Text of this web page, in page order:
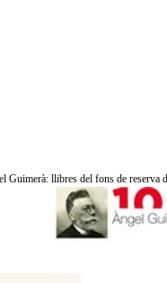
Guimerà: llibres del fons de reserva